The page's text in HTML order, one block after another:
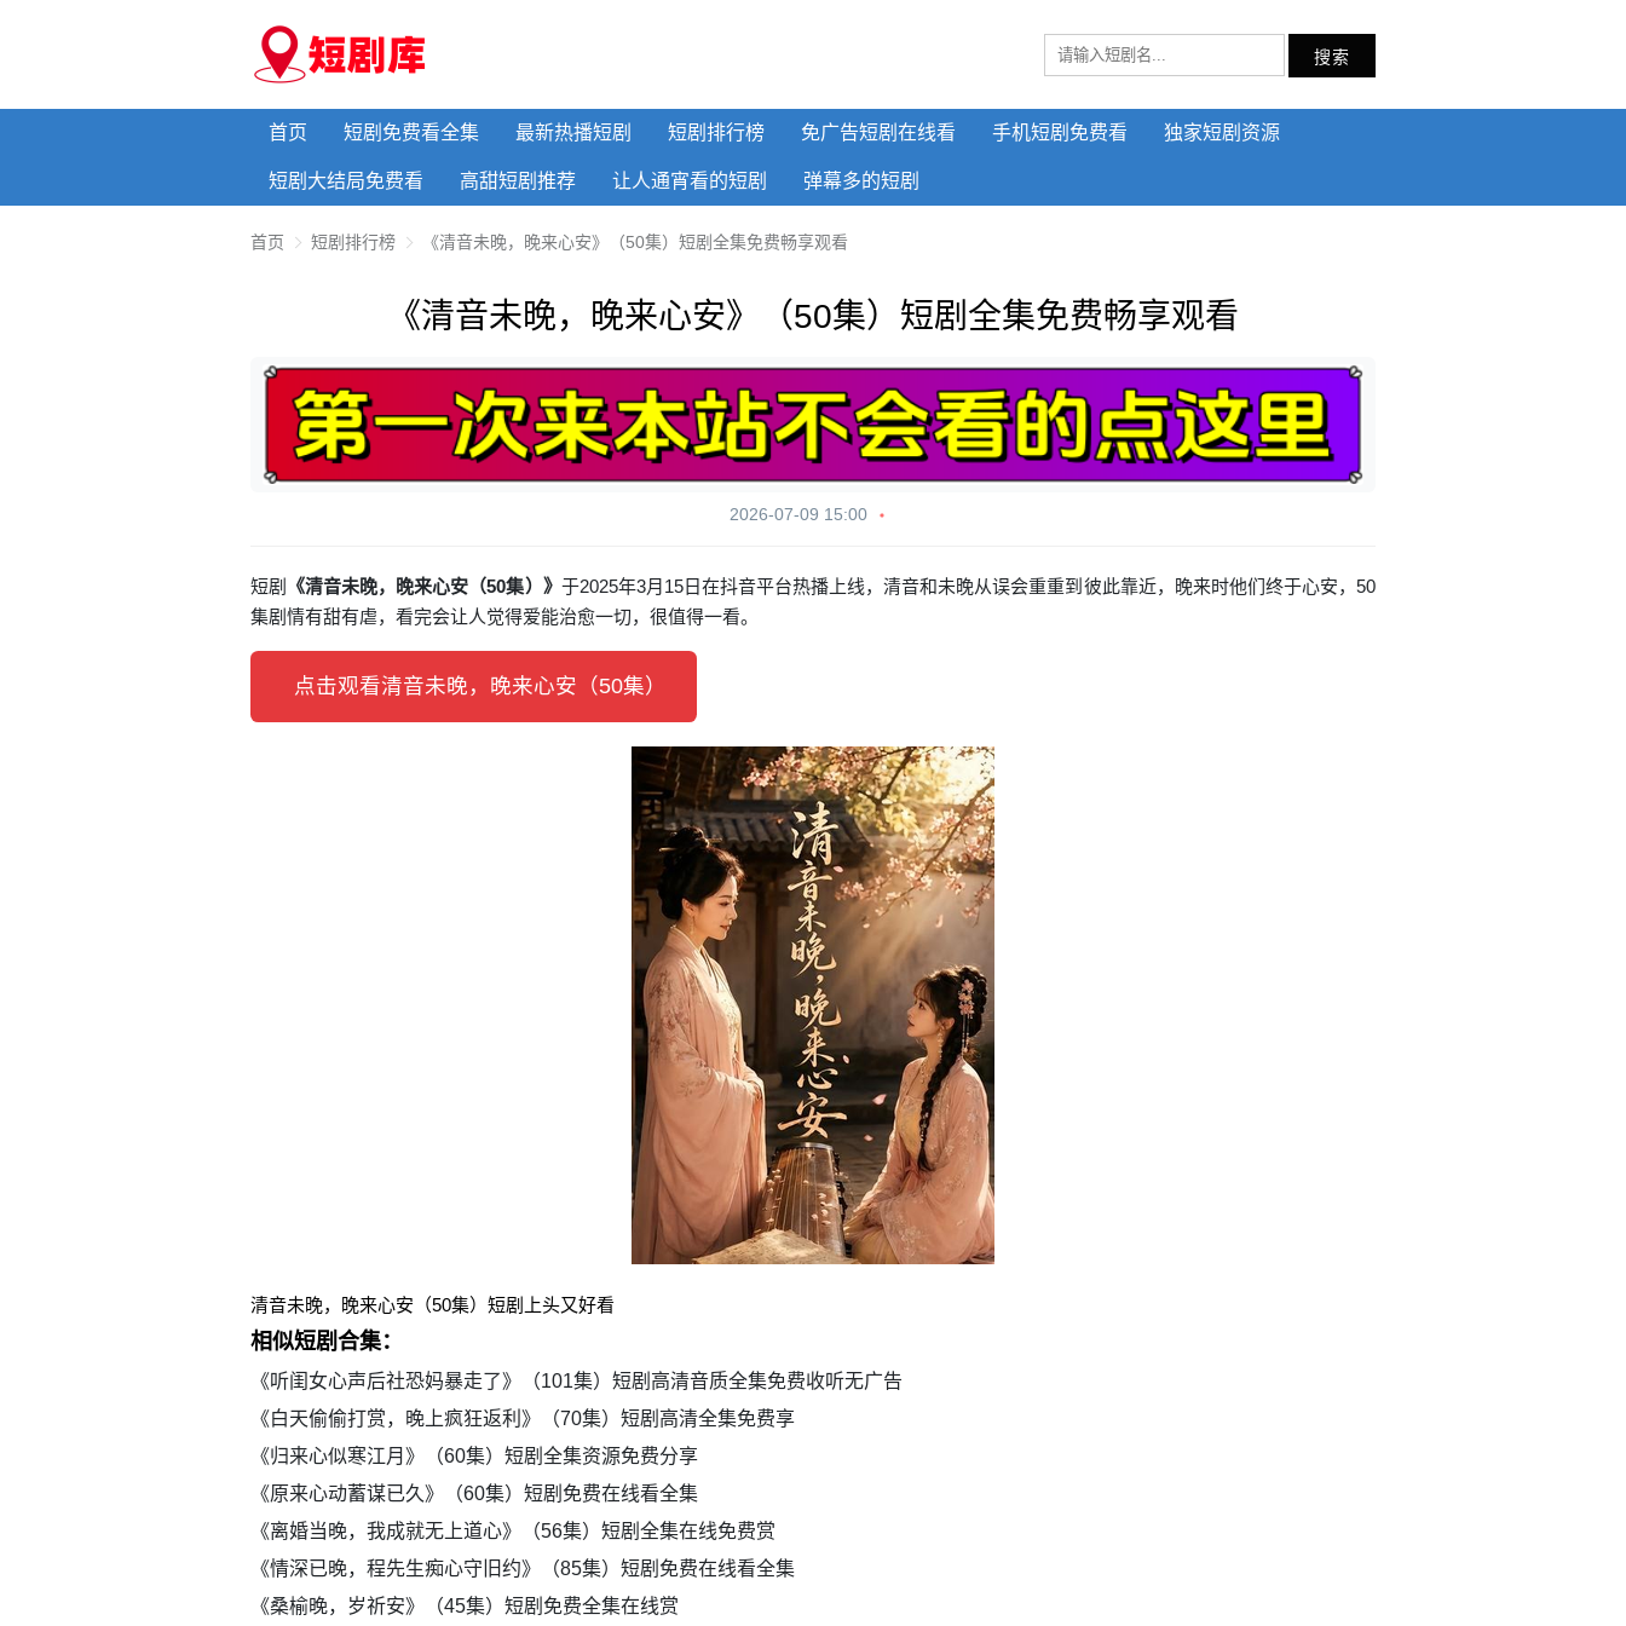
搜索
首页 短剧免费看全集 最新热播短剧 短剧排行榜 免广告短剧在线看 手机短剧免费看 独家短剧资源
短剧大结局免费看 高甜短剧推荐 让人通宵看的短剧 弹幕多的短剧
首页 短剧排行榜 《清音未晚，晚来心安》（50集）短剧全集免费畅享观看
《清音未晚，晚来心安》（50集）短剧全集免费畅享观看
2026-07-09 15:00
短剧 《清音未晚，晚来心安（50集）》 于2025年3月15日在抖音平台热播上线，清音和未晚从误会重重到彼此靠近，晚来时他们终于心安，50
集剧情有甜有虐，看完会让人觉得爱能治愈一切，很值得一看。
点击观看清音未晚，晚来心安（50集）
清音未晚，晚来心安（50集）短剧上头又好看
相似短剧合集：
《听闺女心声后社恐妈暴走了》（101集）短剧高清音质全集免费收听无广告
《白天偷偷打赏，晚上疯狂返利》（70集）短剧高清全集免费享
《归来心似寒江月》（60集）短剧全集资源免费分享
《原来心动蓄谋已久》（60集）短剧免费在线看全集
《离婚当晚，我成就无上道心》（56集）短剧全集在线免费赏
《情深已晚，程先生痴心守旧约》（85集）短剧免费在线看全集
《桑榆晚，岁祈安》（45集）短剧免费全集在线赏